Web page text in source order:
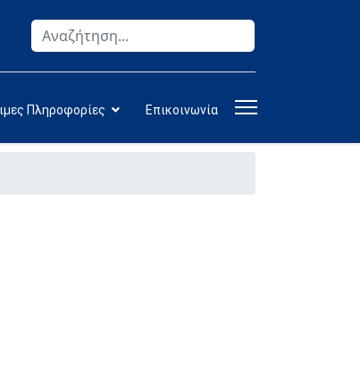
Αναζήτηση
Πληροφορίες Επικοινωνία